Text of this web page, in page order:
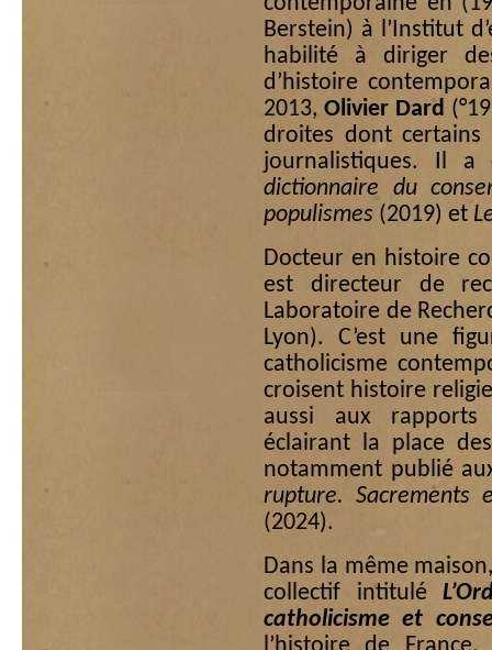
Berstein) à l’Institut
habilité à diriger
d’histoire
2013, Olivier Dard
droites dont certains
journalistiques. Il
dictionnaire du
populismes (2019) et
Docteur en histoire
est directeur de
Laboratoire de
Lyon). C’est une
catholicisme
croisent histoire
aussi aux rapports
éclairant la place
notamment publié
rupture. Sacrements
(2024).
Dans la même
collectif intitulé
catholicisme et